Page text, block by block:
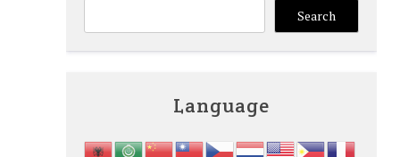
Search
Language